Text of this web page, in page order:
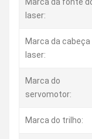
laser:
Marca da cabeça
laser:
Marca do
servomotor:
Marca do trilho: